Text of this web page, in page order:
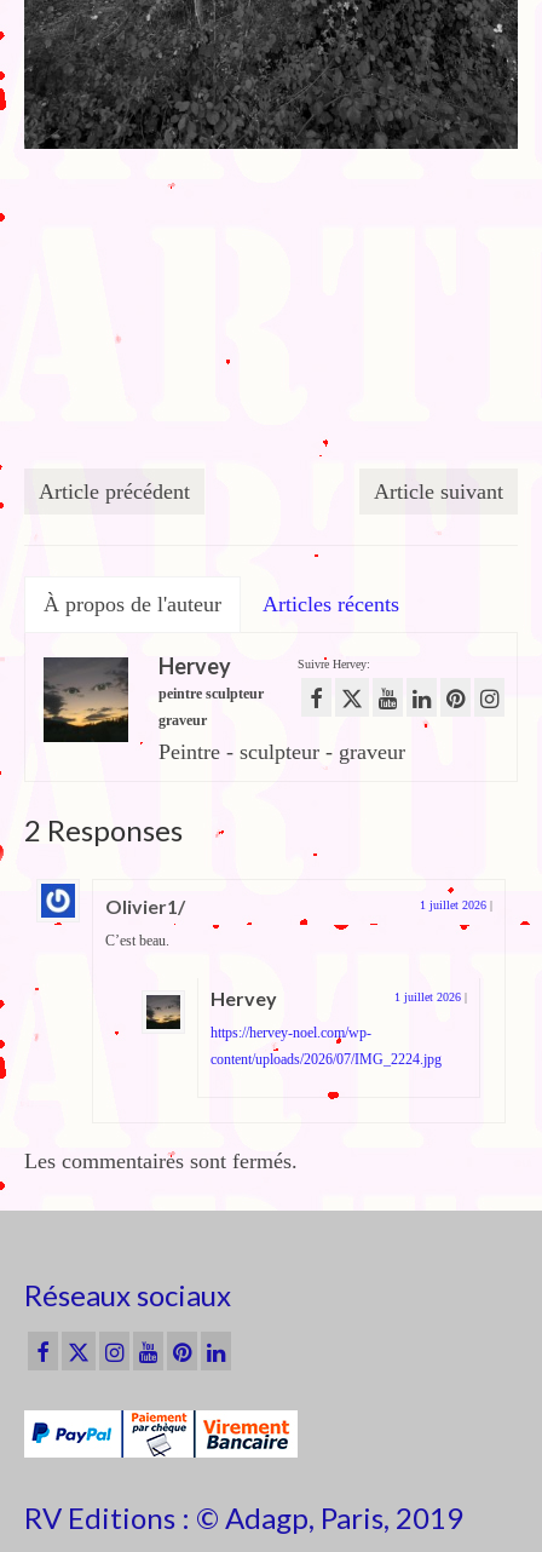
Article précédent Article suivant
À propos de l'auteur Articles récents
Suivre Hervey:
Hervey
peintre sculpteur
graveur
Peintre - sculpteur - graveur
2 Responses
Olivier1/ 1 juillet 2026 |
C’est beau.
Hervey 1 juillet 2026 |
https://hervey-noel.com/wp-
content/uploads/2026/07/IMG_2224.jpg
Les commentaires sont fermés.
Réseaux sociaux
RV Editions : © Adagp, Paris, 2019